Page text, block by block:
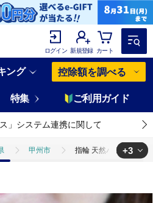
ログイン 新規登録 カート
ング 控除額を調べる
特集 ご利用ガイド
」システム連携に関して
甲州市 指輪 天然パライバト
物 指輪 天然パライバトルマリン 天
+3